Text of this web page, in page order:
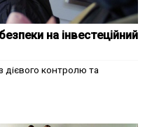
на інвестеційний
дієвого контролю та